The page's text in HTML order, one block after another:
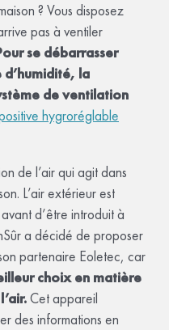
? Vous disposez
pas à ventiler
se débarrasser
la
de ventilation
hygroréglable
de l’air qui agit dans
L’air extérieur est
d’être introduit à
a décidé de proposer
partenaire Eoletec, car
choix en matière
Cet appareil
des informations en